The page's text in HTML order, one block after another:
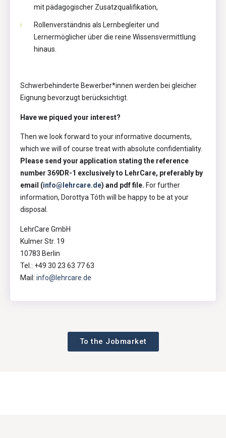
mit pädagogischer Zusatzqualifikation,
Rollenverständnis als Lernbegleiter und
Lernermöglicher über die reine Wissensvermittlung
hinaus.
Schwerbehinderte Bewerber*innen werden bei gleicher
Eignung bevorzugt berücksichtigt.
Have we piqued your interest?
Then we look forward to your informative documents,
which we will of course treat with absolute confidentiality.
Please send your application stating the reference
number 369DR-1 exclusively to LehrCare, preferably by
email (info@lehrcare.de) and pdf file. For further
information, Dorottya Tóth will be happy to be at your
disposal.
LehrCare GmbH
Kulmer Str. 19
10783 Berlin
Tel.: +49 30 23 63 77 63
Mail: info@lehrcare.de
To the Jobmarket